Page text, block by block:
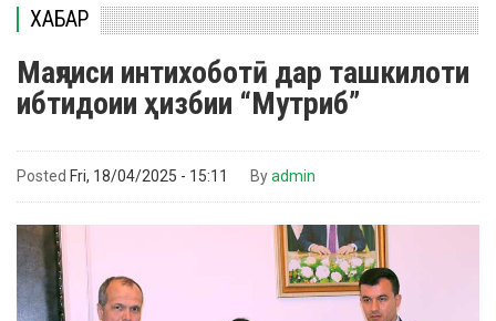
ХАБАР
Маҷлиси интихоботӣ дар ташкилоти
ибтидоии ҳизбии “Мутриб”
Posted Fri, 18/04/2025 - 15:11 Byadmin